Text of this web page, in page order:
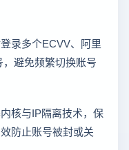
录多个ECVV、阿里
避免频繁切换账号
核与IP隔离技术，保
防止账号被封或关